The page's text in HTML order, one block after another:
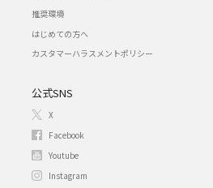
推奨環境
はじめての方へ
カスタマーハラスメントポリシー
公式SNS
X
Facebook
Youtube
Instagram